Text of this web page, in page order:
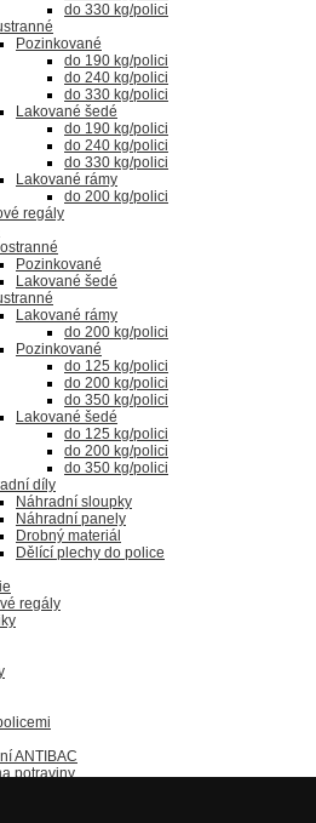
do 330 kg/polici
Pozinkované
do 190 kg/polici
do 240 kg/polici
do 330 kg/polici
Lakované šedé
do 190 kg/polici
do 240 kg/polici
do 330 kg/polici
Lakované rámy
do 200 kg/polici
regály
Pozinkované
Lakované šedé
Lakované rámy
do 200 kg/polici
Pozinkované
do 125 kg/polici
do 200 kg/polici
do 350 kg/polici
Lakované šedé
do 125 kg/polici
do 200 kg/polici
do 350 kg/polici
díly
Náhradní sloupky
Náhradní panely
Drobný materiál
Dělící plechy do police
regály
ANTIBAC
potraviny